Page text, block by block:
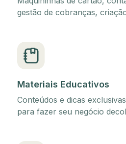
gestão de cobranças,
Materiais Educativos
Conteúdos e dicas
para fazer seu negócio